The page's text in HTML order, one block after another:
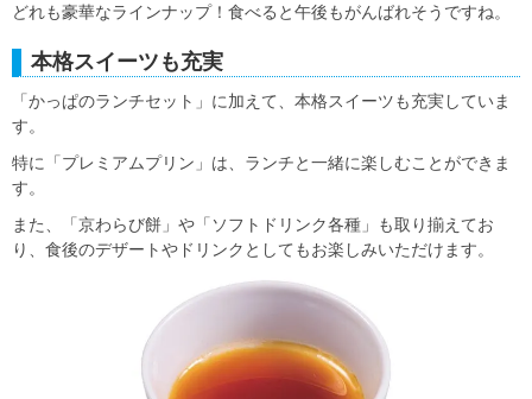
どれも豪華なラインナップ！食べると午後もがんばれそうですね。
本格スイーツも充実
「かっぱのランチセット」に加えて、本格スイーツも充実していま
す。
特に「プレミアムプリン」は、ランチと一緒に楽しむことができま
す。
また、「京わらび餅」や「ソフトドリンク各種」も取り揃えてお
り、食後のデザートやドリンクとしてもお楽しみいただけます。